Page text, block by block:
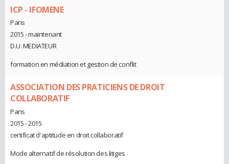
ICP - IFOMENE
Paris
2015 - maintenant
D.U. MEDIATEUR
formation en médiation et gestion de conflit
ASSOCIATION DES PRATICIENS DE DROIT
COLLABORATIF
Paris
2015 - 2015
certificat d'aptitude en droit collaboratif
Mode alternatif de résolution des litiges